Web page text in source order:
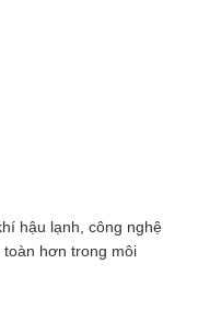
hậu lạnh, công nghệ
hơn trong môi